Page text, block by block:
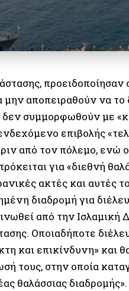
αποπειραθούν να το
δεν συμμορφωθούν με
επιβολής
από τον πόλεμο, ενώ
για «διεθνή
ακτές και αυτές
διαδρομή για
από την Ισλαμική
Οποιαδήποτε
και επικίνδυνη» και
τους, στην οποία
θαλάσσιας διαδρομής».